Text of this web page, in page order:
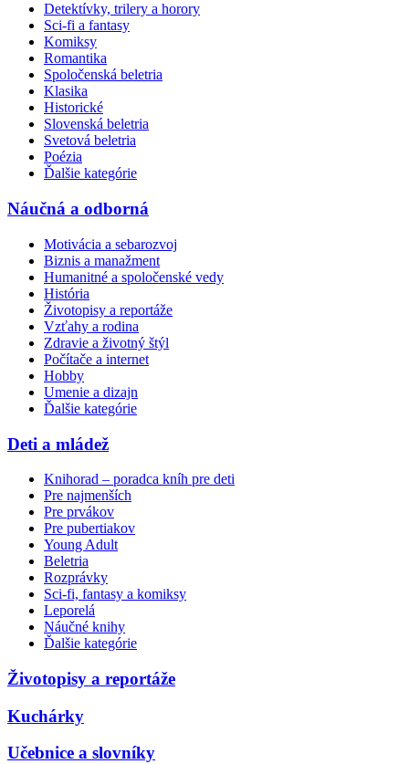
Detektívky, trilery a horory
Sci-fi a fantasy
Komiksy
Romantika
Spoločenská beletria
Klasika
Historické
Slovenská beletria
Svetová beletria
Poézia
Ďalšie kategórie
Náučná a odborná
Motivácia a sebarozvoj
Biznis a manažment
Humanitné a spoločenské vedy
História
Životopisy a reportáže
Vzťahy a rodina
Zdravie a životný štýl
Počítače a internet
Hobby
Umenie a dizajn
Ďalšie kategórie
Deti a mládež
Knihorad – poradca kníh pre deti
Pre najmenších
Pre prvákov
Pre pubertiakov
Young Adult
Beletria
Rozprávky
Sci-fi, fantasy a komiksy
Leporelá
Náučné knihy
Ďalšie kategórie
Životopisy a reportáže
Kuchárky
Učebnice a slovníky